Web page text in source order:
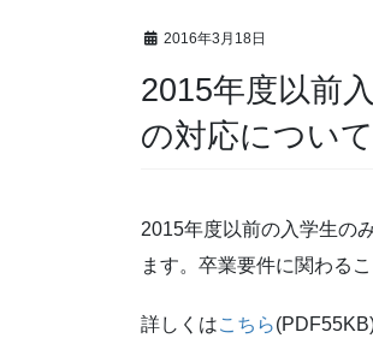
2016年3月18日
2015年度以前
の対応について
2015年度以前の入学生の
ます。卒業要件に関わる
詳しくはこちら